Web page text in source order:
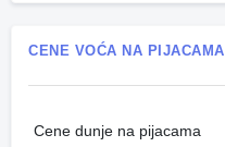
CENE VOĆA NA PIJACAMA
Cene dunje na pijacama